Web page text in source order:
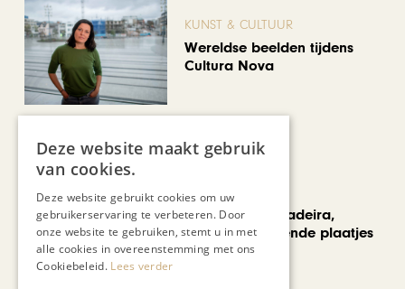
KUNST & CULTUUR
Wereldse beelden tijdens
Cultura Nova
Een week op Madeira,
voorbij de bekende plaatjes
Deze website maakt gebruik
van cookies.
Deze website gebruikt cookies om uw
gebruikerservaring te verbeteren. Door
onze website te gebruiken, stemt u in met
alle cookies in overeenstemming met ons
Cookiebeleid. Lees verder